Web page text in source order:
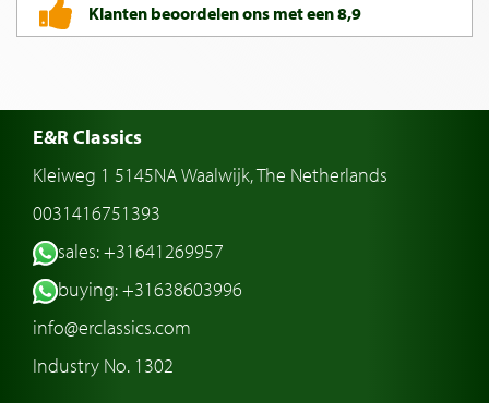
Klanten beoordelen ons met een 8,9
E&R Classics
Kleiweg 1 5145NA Waalwijk, The Netherlands
0031416751393
sales: +31641269957
buying: +31638603996
info@erclassics.com
Industry No. 1302